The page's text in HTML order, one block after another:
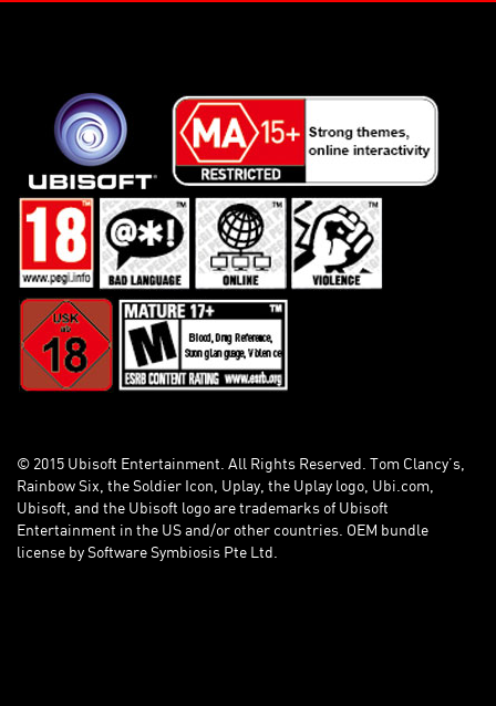
© 2015 Ubisoft Entertainment. All Rights Reserved. Tom Clancy’s,
Rainbow Six, the Soldier Icon, Uplay, the Uplay logo, Ubi.com,
Ubisoft, and the Ubisoft logo are trademarks of Ubisoft
Entertainment in the US and/or other countries. OEM bundle
license by Software Symbiosis Pte Ltd.